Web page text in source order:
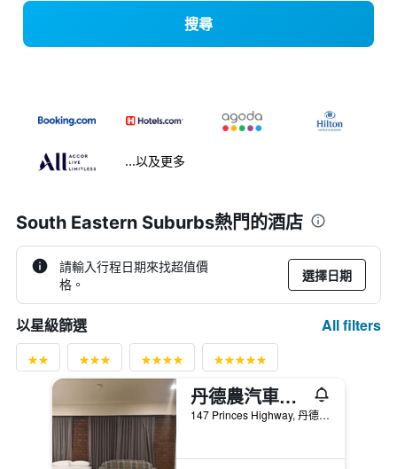
搜尋
...以及更多
South Eastern Suburbs熱門的酒店
請輸入行程日期來找超值價
格。
選擇日期
以星級篩選 All filters
丹德農汽車旅館
147 Princes Highway, 丹德農, VIC, 澳洲